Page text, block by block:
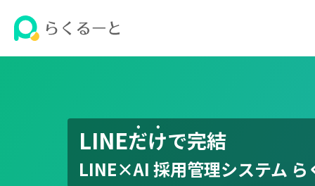
LINEだけで完結
LINE×AI 採用管理システム ら